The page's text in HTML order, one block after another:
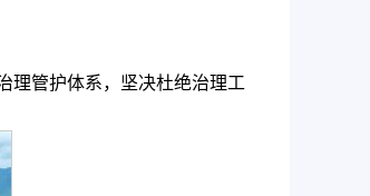
理管护体系，坚决杜绝治理工